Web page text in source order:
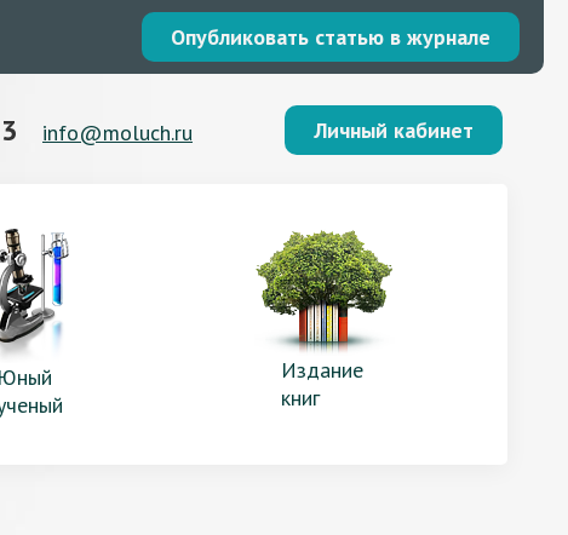
Опубликовать статью в журнале
info@moluch.ru Личный кабинет
Юный
Издание
книг